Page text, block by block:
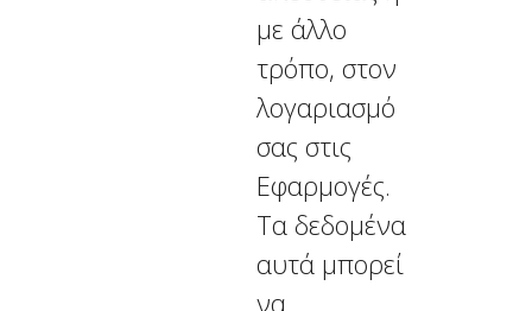
με άλλο
τρόπο, στον
λογαριασμό
σας στις
Εφαρμογές.
Τα δεδομένα
αυτά μπορεί
να